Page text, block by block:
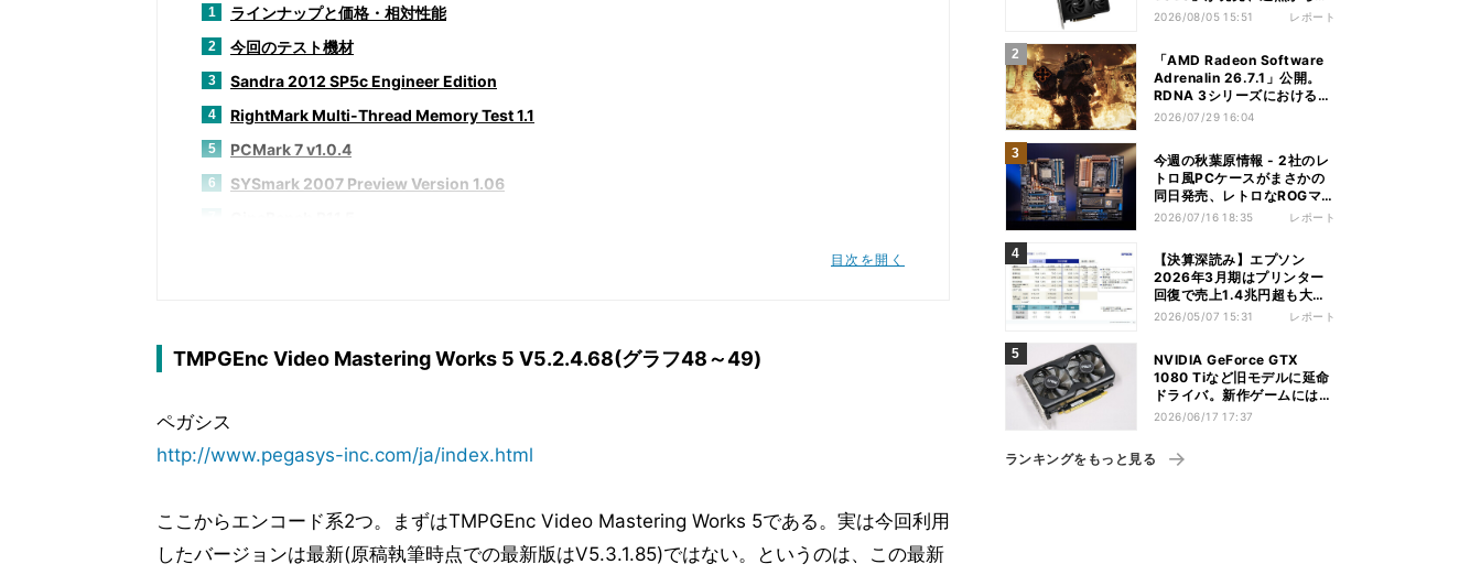
1 ラインナップと価格・相対性能
2 今回のテスト機材
3 Sandra 2012 SP5c Engineer Edition
4 RightMark Multi-Thread Memory Test 1.1
5 PCMark 7 v1.0.4
6 SYSmark 2007 Preview Version 1.06
11 Battlefield 3
13
14 Metro 2033
16 Warhammer 40000: Dawn of War II - Chaos Rising
17 TMPGEnc Video Mastering Works 5 V5.2.4.68
目次を開く
TMPGEnc Video Mastering Works 5 V5.2.4.68(グラフ48～49)
ペガシス
http://www.pegasys-inc.com/ja/index.html
ここからエンコード系2つ。まずはTMPGEnc Video Mastering Works 5である。実は今回利用
したバージョンは最新(原稿執筆時点での最新版はV5.3.1.85)ではない。というのは、この最新
れる電源ケーブルも
2026/08/05 15:51 レポート
「AMD Radeon Software
Adrenalin 26.7.1」公開。
RDNA 3シリーズにおける不
具合多数解消
2026/07/29 16:04
今週の秋葉原情報 - 2社のレ
トロ風PCケースがまさかの
同日発売、レトロなROGマザ
ーも登場
2026/07/16 18:35 レポート
【決算深読み】エプソン
2026年3月期はプリンター
回復で売上1.4兆円超も大幅
減益、今期は増収増益見込む
2026/05/07 15:31 レポート
NVIDIA GeForce GTX
1080 Tiなど旧モデルに延命
ドライバ。新作ゲームには非
対応
2026/06/17 17:37
ランキングをもっと見る